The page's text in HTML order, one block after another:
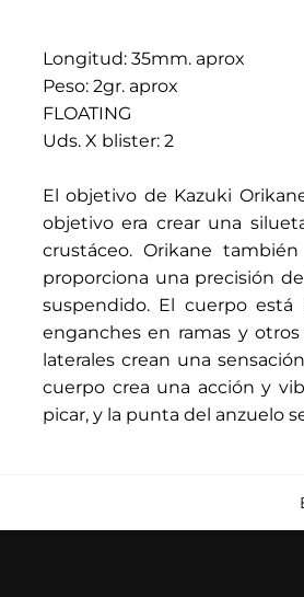
Longitud: 35mm. aprox
Peso: 2gr. aprox
FLOATING
Uds. X blister: 2
El objetivo de Kazuki
objetivo era crear una
crustáceo. Orikane
proporciona una precisión
suspendido. El cuerpo
enganches en ramas y
laterales crean una
cuerpo crea una acción y
picar, y la punta del anzuelo